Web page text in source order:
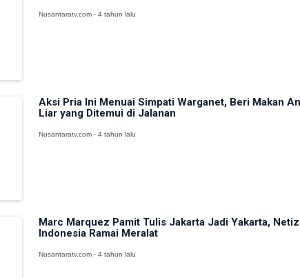
Nusantaratv.com - 4 tahun lalu
Aksi Pria Ini Menuai Simpati Warganet, Beri Makan
Liar yang Ditemui di Jalanan
Nusantaratv.com - 4 tahun lalu
Marc Marquez Pamit Tulis Jakarta Jadi Yakarta,
Indonesia Ramai Meralat
Nusantaratv.com - 4 tahun lalu